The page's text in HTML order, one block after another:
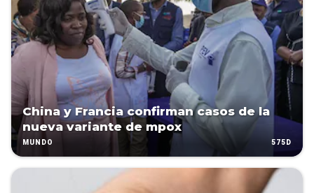
China y Francia confirman casos de la
nueva variante de mpox
MUNDO 575D